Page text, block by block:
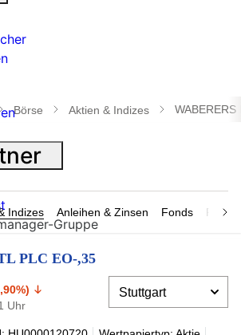
Börse Aktien & Indizes
Indizes Anleihen & Zinsen Fonds
PLC EO-,35
Uhr
Gruppe